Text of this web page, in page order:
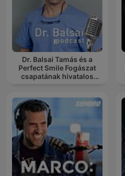
Dr. Balsai Tamás és a
Perfect Smile Fogászat
csapatának hivatalos